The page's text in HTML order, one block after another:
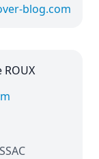
blog.com
ROUX